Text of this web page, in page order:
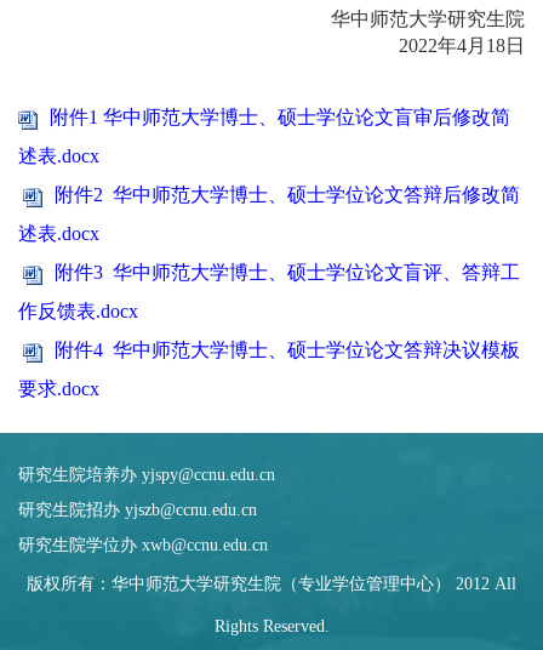
华中师范大学研究生院
2022年4月 18日
附件1 华中师范大学博士、硕士学位论文盲审后修改简
述表.docx
附件2 华中师范大学博士、硕士学位论文答辩后修改简
述表.docx
附件3 华中师范大学博士、硕士学位论文盲评、答辩工
作反馈表.docx
附件4 华中师范大学博士、硕士学位论文答辩决议模板
要求.docx
研究生院培养办 yjspy@ccnu.edu.cn
研究生院招办 yjszb@ccnu.edu.cn
研究生院学位办 xwb@ccnu.edu.cn
版权所有：华中师范大学研究生院（专业学位管理中心） 2012 All
Rights Reserved.